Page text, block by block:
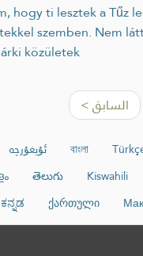
szemben. Nem
közületek
< السابق
ئۇيغۇرچە বাংলা
తెలుగు Kiswahili
ಕನ್ನಡ ქართული